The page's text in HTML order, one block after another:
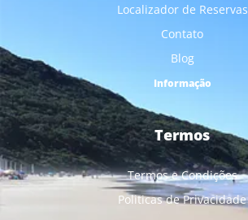
Localizador de Reservas
Contato
Blog
Informação
Termos
Termos e Condições
Politicas de Privacidade